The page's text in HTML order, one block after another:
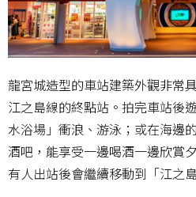
龍宮城造型的車站建築外觀非常
江之島線的終點站。拍完車站後
水浴場」衝浪、游泳；或在海邊
酒吧，能享受一邊喝酒一邊欣賞
有人出站後會繼續移動到「江之